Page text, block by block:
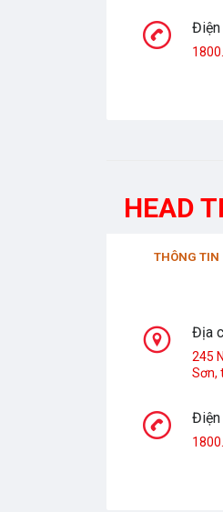
Điện
HEAD
THÔNG TIN
Địa
245
Sơn,
Điện